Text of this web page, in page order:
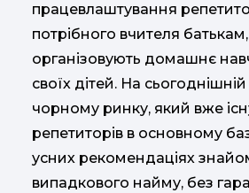
працевлаштування
потрібного вчителя
організовують домашнє
своїх дітей. На
чорному ринку, який вже
репетиторів в основному
усних рекомендаціях
випадкового найму, без